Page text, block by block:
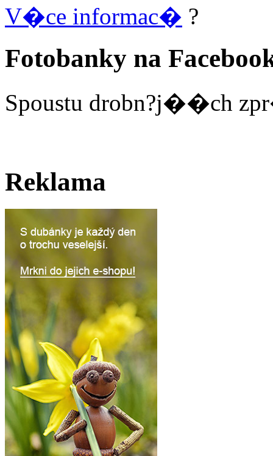
V�ce informac� ?
Fotobanky na
Spoustu drobn?j��ch
Reklama